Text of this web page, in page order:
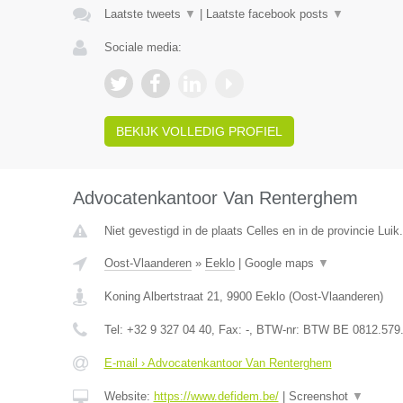
Laatste tweets ▼ Laatste facebook posts ▼
Sociale media:
BEKIJK VOLLEDIG PROFIEL
Advocatenkantoor Van Renterghem
Niet gevestigd in de plaats Celles en in de provincie Luik.
Oost-Vlaanderen» Eeklo| Google maps ▼
Koning Albertstraat 21, 9900 Eeklo(Oost-Vlaanderen)
Tel: +32 9 327 04 40, Fax: -, BTW-nr: BTW BE
E-mail › Advocatenkantoor Van Renterghem
Website: https://www.defidem.be/| Screenshot ▼